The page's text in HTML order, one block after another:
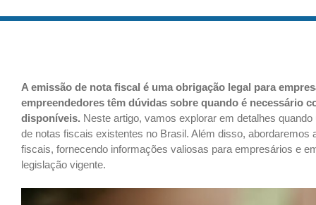
A emissão de nota fiscal é uma obrigação legal para
empreendedores têm dúvidas sobre quando é necessário
disponíveis. Neste artigo, vamos explorar em detalhes
de notas fiscais existentes no Brasil. Além disso,
fiscais, fornecendo informações valiosas para empresários e
legislação vigente.